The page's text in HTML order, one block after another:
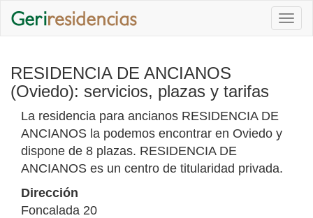
RESIDENCIA DE ANCIANOS
(Oviedo): servicios, plazas y tarifas
La residencia para ancianos RESIDENCIA DE
ANCIANOS la podemos encontrar en Oviedo y
dispone de 8 plazas. RESIDENCIA DE
ANCIANOS es un centro de titularidad privada.
Dirección
Foncalada 20